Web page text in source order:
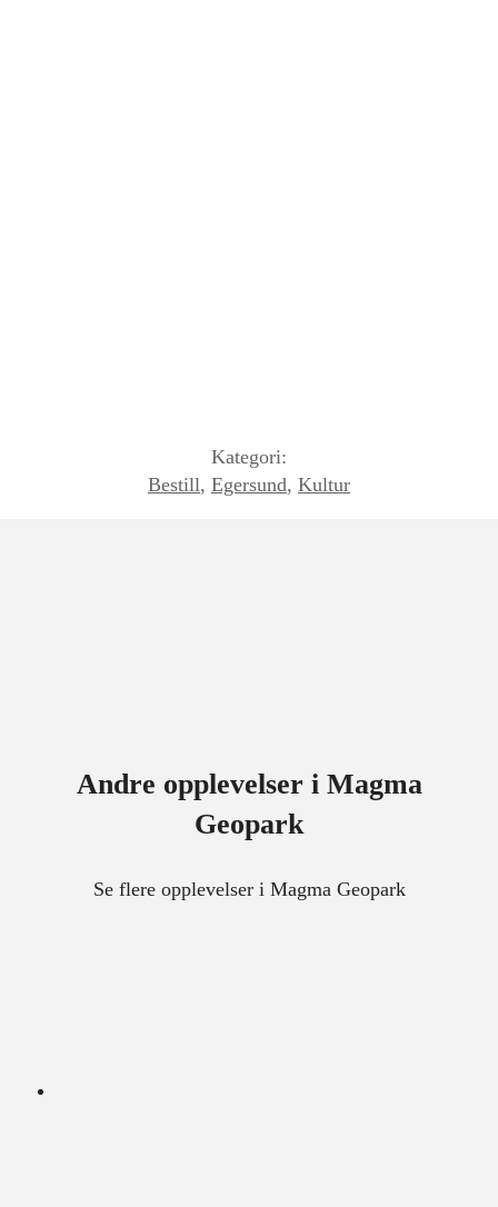
Kategori:
Bestill, Egersund, Kultur
Andre opplevelser i Magma
Geopark
Se flere opplevelser i Magma Geopark